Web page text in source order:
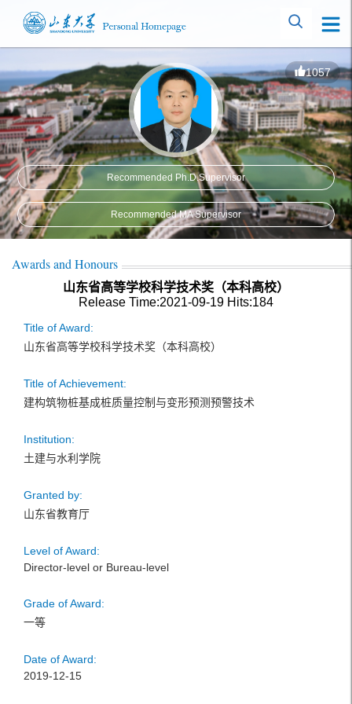
1057
Recommended Ph.D.Supervisor
Recommended MA Supervisor
Awards and Honours
山东省高等学校科学技术奖（本科高校）
Release Time:2021-09-19 Hits:184
Title of Award:
山东省高等学校科学技术奖（本科高校）
Title of Achievement:
建构筑物桩基成桩质量控制与变形预测预警技术
Institution:
土建与水利学院
Granted by:
山东省教育厅
Level of Award:
Director-level or Bureau-level
Grade of Award:
一等
Date of Award:
2019-12-15